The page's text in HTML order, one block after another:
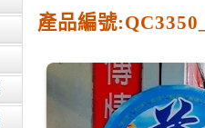
產品編號:QC3350_